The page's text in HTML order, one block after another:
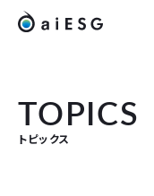
TOPICS
トピックス